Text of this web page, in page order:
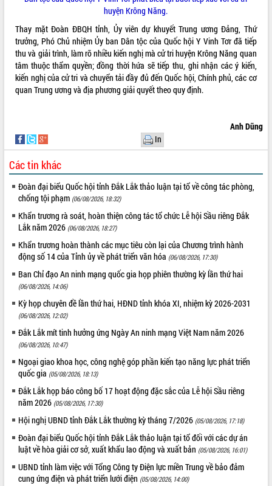
huyện Krông Năng.
Thay mặt Đoàn ĐBQH tỉnh, Ủy viên dự khuyết Trung ương Đảng, Thứ
trưởng, Phó Chủ nhiệm Ủy ban Dân tộc của Quốc hội Y Vinh Tơr đã tiếp
thu và giải trình, làm rõ nhiều kiến nghị mà cử tri huyện Krông Năng quan
tâm thuộc thẩm quyền; đồng thời hứa sẽ tiếp thu, ghi nhận các ý kiến,
kiến nghị của cử tri và chuyển tải đầy đủ đến Quốc hội, Chính phủ, các cơ
quan Trung ương và địa phương giải quyết theo quy định.
Anh Dũng
In
Các tin khác
Đoàn đại biểu Quốc hội tỉnh Đắk Lắk thảo luận tại tổ về công tác phòng,
chống tội phạm (06/08/2026, 18:32)
Khẩn trương rà soát, hoàn thiện công tác tổ chức Lễ hội Sầu riêng Đắk
Lắk năm 2026 (06/08/2026, 18:27)
Khẩn trương hoàn thành các mục tiêu còn lại của Chương trình hành
động số 14 của Tỉnh ủy về phát triển văn hóa (06/08/2026, 17:30)
Ban Chỉ đạo An ninh mạng quốc gia họp phiên thường kỳ lần thứ hai
(06/08/2026, 14:06)
Kỳ họp chuyên đề lần thứ hai, HĐND tỉnh khóa XI, nhiệm kỳ 2026-2031
(06/08/2026, 12:02)
Đắk Lắk mít tinh hưởng ứng Ngày An ninh mạng Việt Nam năm 2026
(06/08/2026, 10:47)
Ngoại giao khoa học, công nghệ góp phần kiến tạo năng lực phát triển
quốc gia (05/08/2026, 18:13)
Đắk Lắk họp báo công bố 17 hoạt động đặc sắc của Lễ hội Sầu riêng
năm 2026 (05/08/2026, 17:30)
Hội nghị UBND tỉnh Đắk Lắk thường kỳ tháng 7/2026 (05/08/2026, 17:18)
Đoàn đại biểu Quốc hội tỉnh Đắk Lắk thảo luận tại tổ đối với các dự án
luật về hòa giải cơ sở, xuất khẩu lao động và xuất bản (05/08/2026, 16:01)
UBND tỉnh làm việc với Tổng Công ty Điện lực miền Trung về bảo đảm
cung ứng điện và phát triển lưới điện (05/08/2026, 14:00)